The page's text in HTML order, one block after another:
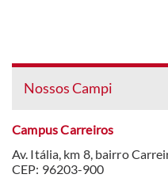
Nossos Campi
Campus Carreiros
Av. Itália, km 8, bairro
CEP: 96203-900